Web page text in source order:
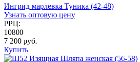
Ингрид марлевка Туника (42-48)
Узнать оптовую цену
РРЦ:
10800
7 200 руб.
Купить